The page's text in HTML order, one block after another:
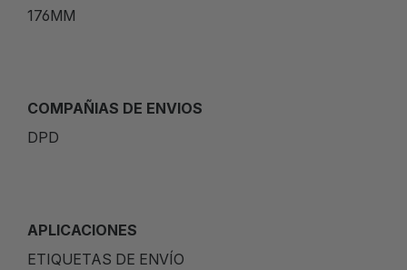
176MM
COMPAÑIAS DE ENVIOS
DPD
APLICACIONES
ETIQUETAS DE ENVÍO